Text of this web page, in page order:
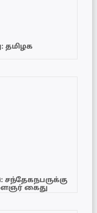
தமிழக
சந்தேகநபருக்கு
கைது